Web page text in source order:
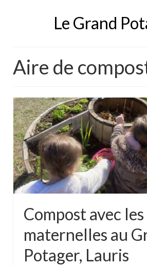
Le Grand
Aire de
Compost avec les
maternelles au
Potager, Lauris